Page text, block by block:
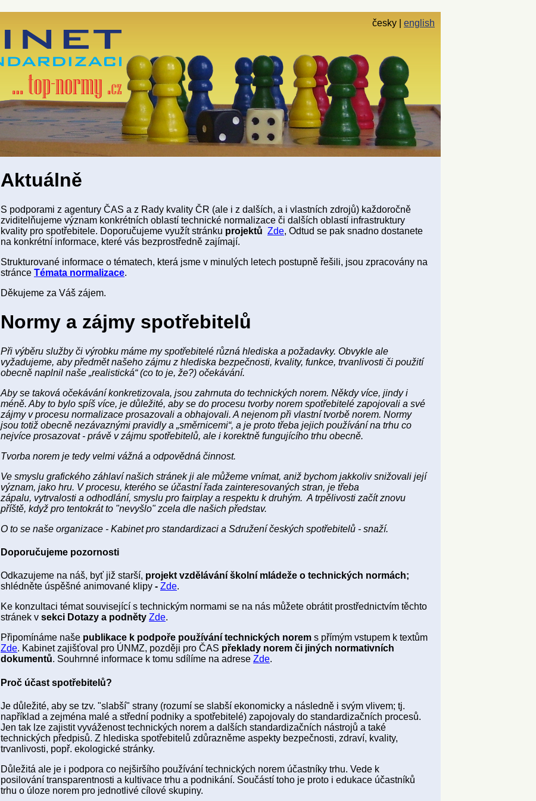
česky english
Aktuálně
S podporami z agentury ČAS a z Rady kvality ČR (ale i z dalších, a i vlastních zdrojů) každoročně
zviditelňujeme význam konkrétních oblastí technické normalizace či dalších oblastí infrastruktury
kvality pro spotřebitele. Doporučujeme využít stránku projektů Zde, Odtud se pak snadno dostanete
na konkrétní informace, které vás bezprostředně zajímají.
Strukturované informace o tématech, která jsme v minulých letech postupně řešili, jsou zpracovány na
stránce Témata normalizace.
Děkujeme za Váš zájem.
Normy a zájmy spotřebitelů
Při výběru služby či výrobku máme my spotřebitelé různá hlediska a požadavky. Obvykle ale
vyžadujeme, aby předmět našeho zájmu z hlediska bezpečnosti, kvality, funkce, trvanlivosti či použití
obecně naplnil naše „realistická“ (co to je, že?) očekávání.
Aby se taková očekávání konkretizovala, jsou zahrnuta do technických norem. Někdy více, jindy i
méně. Aby to bylo spíš více, je důležité, aby se do procesu tvorby norem spotřebitelé zapojovali a své
zájmy v procesu normalizace prosazovali a obhajovali. A nejenom při vlastní tvorbě norem. Normy
jsou totiž obecně nezávaznými pravidly a „směrnicemi“, a je proto třeba jejich používání na trhu co
nejvíce prosazovat - právě v zájmu spotřebitelů, ale i korektně fungujícího trhu obecně.
Tvorba norem je tedy velmi vážná a odpovědná činnost.
Ve smyslu grafického záhlaví našich stránek ji ale můžeme vnímat, aniž bychom jakkoliv snižovali její
význam, jako hru. V procesu, kterého se účastní řada zainteresovaných stran, je třeba
zápalu, vytrvalosti a odhodlání, smyslu pro fairplay a respektu k druhým. A trpělivosti začít znovu
příště, když pro tentokrát to "nevyšlo" zcela dle našich představ.
O to se naše organizace - Kabinet pro standardizaci a Sdružení českých spotřebitelů - snaží.
Doporučujeme pozornosti
Odkazujeme na náš, byť již starší, projekt vzdělávání školní mládeže o technických normách;
shlédněte úspěšné animované klipy - Zde.
Ke konzultaci témat související s technickým normami se na nás můžete obrátit prostřednictvím těchto
stránek v sekci Dotazy a podněty Zde.
Připomínáme naše publikace k podpoře používání technických norem s přímým vstupem k textům
Zde. Kabinet zajišťoval pro ÚNMZ, později pro ČAS překlady norem či jiných normativních
dokumentů. Souhrnné informace k tomu sdílíme na adrese Zde.
Proč účast spotřebitelů?
Je důležité, aby se tzv. "slabší" strany (rozumí se slabší ekonomicky a následně i svým vlivem; tj.
například a zejména malé a střední podniky a spotřebitelé) zapojovaly do standardizačních procesů.
Jen tak lze zajistit vyváženost technických norem a dalších standardizačních nástrojů a také
technických předpisů. Z hlediska spotřebitelů zdůrazněme aspekty bezpečnosti, zdraví, kvality,
trvanlivosti, popř. ekologické stránky.
Důležitá ale je i podpora co nejširšího používání technických norem účastníky trhu. Vede k
posilování transparentnosti a kultivace trhu a podnikání. Součástí toho je proto i edukace účastníků
trhu o úloze norem pro jednotlivé cílové skupiny.